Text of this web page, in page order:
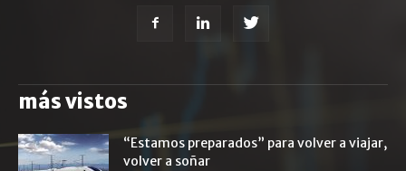
más vistos
“Estamos preparados” para volver a viajar,
volver a soñar